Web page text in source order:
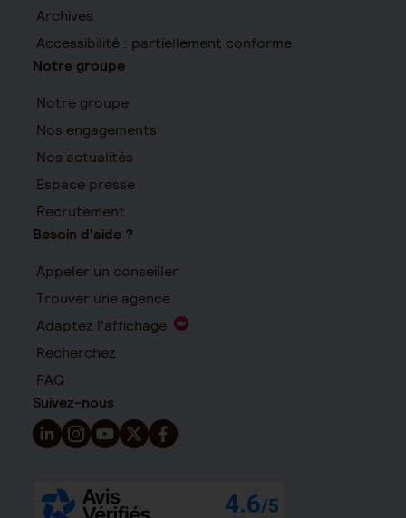
Archives
Accessibilité : partiellement conforme
Notre groupe
Notre groupe
Nos engagements
Nos actualités
Espace presse
Recrutement
Besoin d'aide ?
Appeler un conseiller
Trouver une agence
Adaptez l'affichage
Recherchez
FAQ
Suivez-nous
Suivez-nous sur LinkedIn - Nouvelle fenêtre
Suivez-nous sur Instagram - Nouvelle fenêtre
Suivez-nous sur YouTube - Nouvelle fenêtre
Suivez-nous sur X - Nouvelle fenêtre
Suivez-nous sur Facebook - Nouvelle